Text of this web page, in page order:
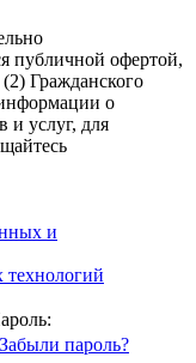
публичной офертой,
Гражданского
о
и услуг, для
и
технологий
Забыли пароль?